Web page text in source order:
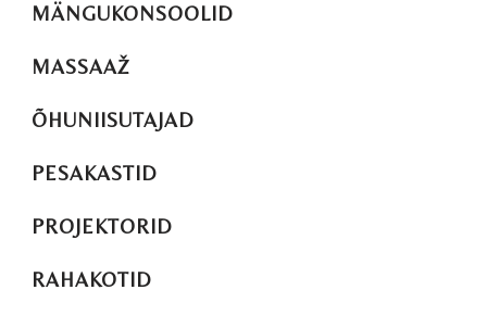
MÄNGUKONSOOLID
MASSAAŽ
ÕHUNIISUTAJAD
PESAKASTID
PROJEKTORID
RAHAKOTID